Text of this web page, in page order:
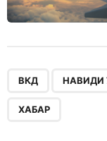
ВКД НАВИДИ
ХАБАР